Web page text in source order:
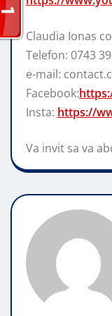
Claudia Ionas
Telefon: 0743
e-mail:
Facebook:
Insta: https://
Va invit sa va